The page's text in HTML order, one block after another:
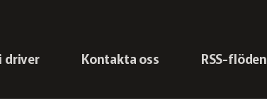
driver Kontakta oss RSS-flöden